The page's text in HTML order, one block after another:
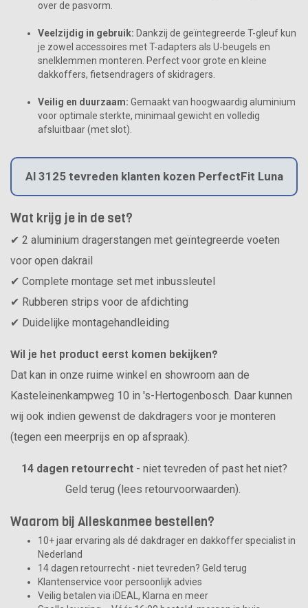
over de pasvorm.
Veelzijdig in gebruik: Dankzij de geïntegreerde T-gleuf kun
je zowel accessoires met T-adapters als U-beugels en
snelklemmen monteren. Perfect voor grote en kleine
dakkoffers, fietsendragers of skidragers.
Veilig en duurzaam: Gemaakt van hoogwaardig aluminium
voor optimale sterkte, minimaal gewicht en volledig
afsluitbaar (met slot).
Al 3125 tevreden klanten kozen PerfectFit Luna
Wat krijg je in de set?
✔ 2 aluminium dragerstangen met geïntegreerde voeten
voor open dakrail
✔ Complete montage set met inbussleutel
✔ Rubberen strips voor de afdichting
✔ Duidelijke montagehandleiding
Wil je het product eerst komen bekijken?
Dat kan in onze ruime winkel en showroom aan de
Kasteleinenkampweg 10 in 's-Hertogenbosch. Daar kunnen
wij ook indien gewenst de dakdragers voor je monteren
(tegen een meerprijs en op afspraak).
14 dagen retourrecht- niet tevreden of past het niet?
Geld terug (lees retourvoorwaarden).
Waarom bij Alleskanmee bestellen?
10+ jaar ervaring als dé dakdrager en dakkoffer specialist in
Nederland
14 dagen retourrecht - niet tevreden? Geld terug
Klantenservice voor persoonlijk advies
Veilig betalen via iDEAL, Klarna en meer